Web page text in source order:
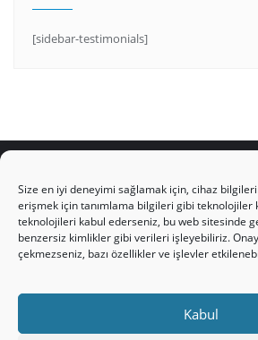
Size en iyi deneyimi sağlamak için, cihaz
erişmek için tanımlama bilgileri gibi teknolojiler
teknolojileri kabul ederseniz, bu web sitesinde
benzersiz kimlikler gibi verileri işleyebiliriz.
çekmezseniz, bazı özellikler ve işlevler
Kabul
[sidebar-testimonials]
HAKKIMIZDA Üyelik Kuralları
Gizlilik Politikamız
İncil’den
ABNSAT Türkiye –
Ahuva Hizmetleri YouTube Sayfası